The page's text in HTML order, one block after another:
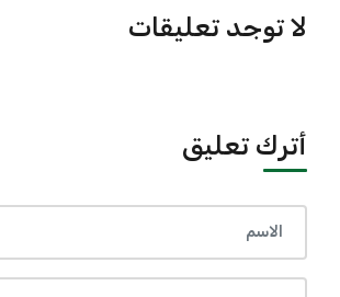
لا توجد تعليقات
أترك تعليق